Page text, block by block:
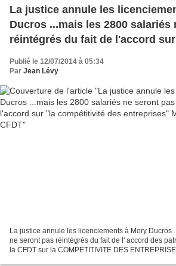
La justice annule les
Ducros ...mais les 2800 salariés
réintégrés du fait de l'accord
compétitivité des entreprises"
et CFDT
Publié le 12/07/2014 à 05:34
Par Jean Lévy
La justice annule les licenciements à Mory Ducros
ne seront pas réintégrés du fait de l' accord des
la CFDT sur la COMPETITIVITE DES